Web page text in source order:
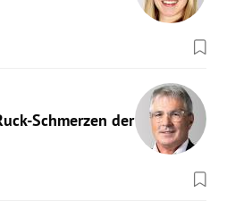
Schmerzen der